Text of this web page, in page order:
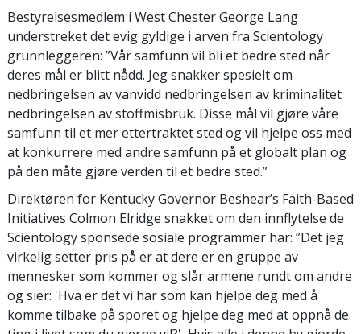
Bestyrelsesmedlem i West Chester George Lang
understreket det evig gyldige i arven fra Scientology
grunnleggeren: ”Vår samfunn vil bli et bedre sted når
deres mål er blitt nådd. Jeg snakker spesielt om
nedbringelsen av vanvidd nedbringelsen av kriminalitet
nedbringelsen av stoffmisbruk. Disse mål vil gjøre våre
samfunn til et mer ettertraktet sted og vil hjelpe oss med
at konkurrere med andre samfunn på et globalt plan og
på den måte gjøre verden til et bedre sted.”
Direktøren for Kentucky Governor Beshear’s Faith-Based
Initiatives Colmon Elridge snakket om den innflytelse de
Scientology sponsede sosiale programmer har: ”Det jeg
virkelig setter pris på er at dere er en gruppe av
mennesker som kommer og slår armene rundt om andre
og sier: 'Hva er det vi har som kan hjelpe deg med å
komme tilbake på sporet og hjelpe deg med at oppnå de